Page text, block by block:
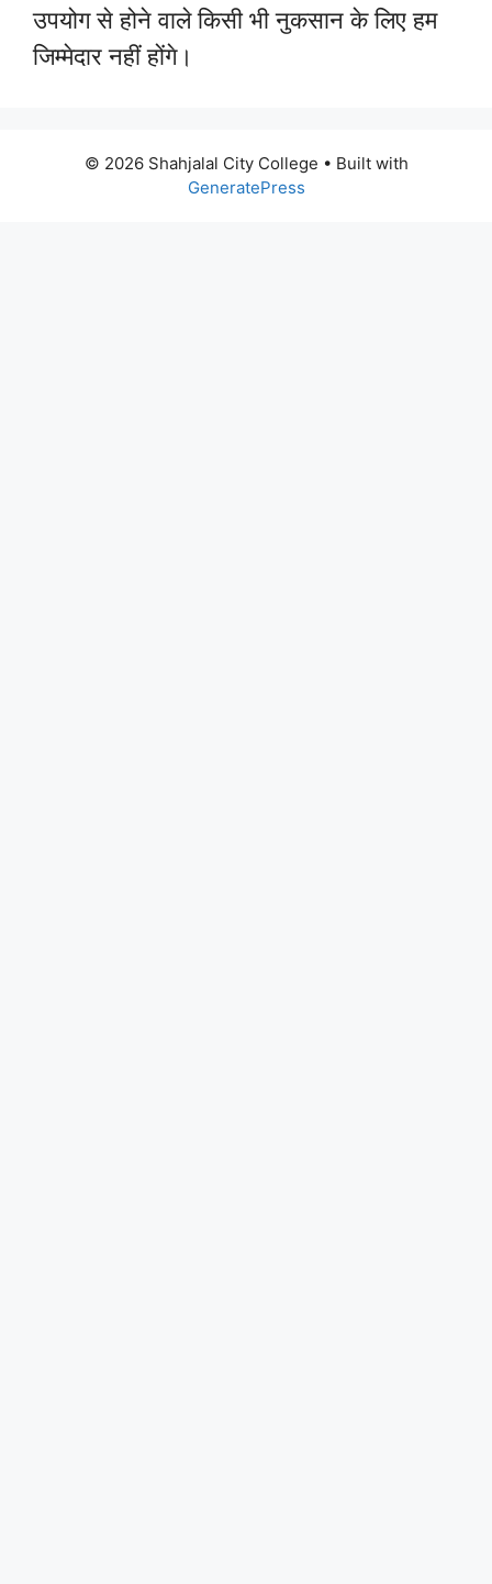
उपयोग से होने वाले किसी भी नुकसान के लिए हम
जिम्मेदार नहीं होंगे।
© 2026 Shahjalal City College • Built with
GeneratePress